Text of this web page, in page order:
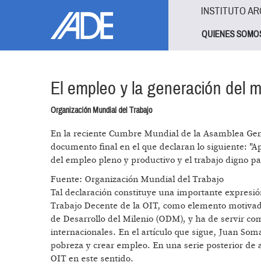
INSTITUTO
QUIENES
El empleo y la generación del
Organización Mundial del Trabajo
En la reciente Cumbre Mundial de la Asamblea
documento final en el que declaran lo siguiente:
del empleo pleno y productivo y el trabajo digno
Fuente: Organización Mundial del Trabajo
Tal declaración constituye una importante
Trabajo Decente de la OIT, como elemento
de Desarrollo del Milenio (ODM), y ha de servir
internacionales. En el artículo que sigue, Juan
pobreza y crear empleo. En una serie posterior
OIT en este sentido.